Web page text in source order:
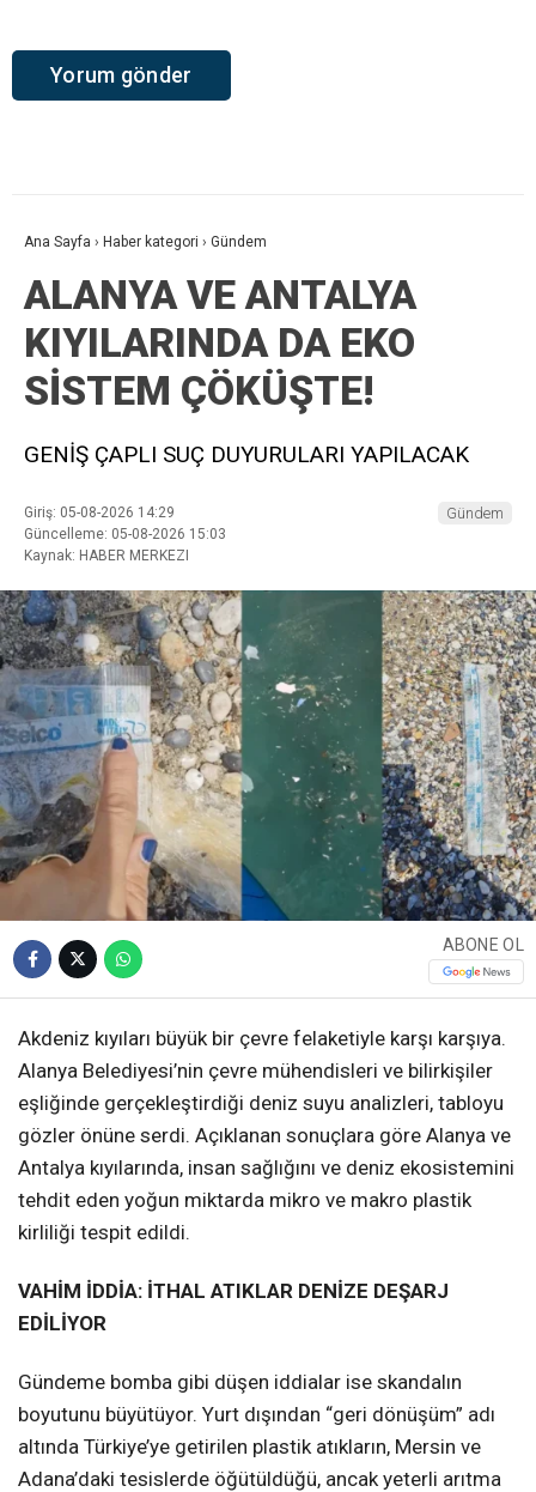
Ana Sayfa › Haber kategori › Gündem
ALANYA VE ANTALYA
KIYILARINDA DA EKO
SİSTEM ÇÖKÜŞTE!
GENİŞ ÇAPLI SUÇ DUYURULARI YAPILACAK
Giriş: 05-08-2026 14:29
Güncelleme: 05-08-2026 15:03
Kaynak: HABER MERKEZI
Gündem
ABONE OL
Akdeniz kıyıları büyük bir çevre felaketiyle karşı karşıya.
Alanya Belediyesi’nin çevre mühendisleri ve bilirkişiler
eşliğinde gerçekleştirdiği deniz suyu analizleri, tabloyu
gözler önüne serdi. Açıklanan sonuçlara göre Alanya ve
Antalya kıyılarında, insan sağlığını ve deniz ekosistemini
tehdit eden yoğun miktarda mikro ve makro plastik
kirliliği tespit edildi.
VAHİM İDDİA: İTHAL ATIKLAR DENİZE DEŞARJ
EDİLİYOR
Gündeme bomba gibi düşen iddialar ise skandalın
boyutunu büyütüyor. Yurt dışından “geri dönüşüm” adı
altında Türkiye’ye getirilen plastik atıkların, Mersin ve
Adana’daki tesislerde öğütüldüğü, ancak yeterli arıtma